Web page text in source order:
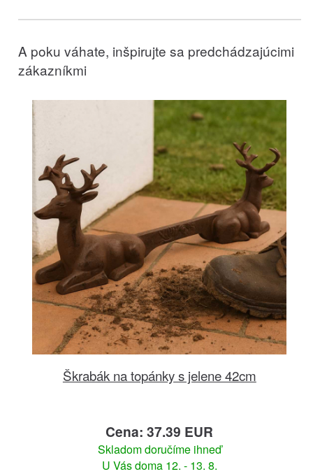
A poku váhate, inšpirujte sa predchádzajúcimi
zákazníkmi
Škrabák na topánky s jelene 42cm
Cena: 37.39 EUR
Skladom doručíme ihneď
U Vás doma 12. - 13. 8.